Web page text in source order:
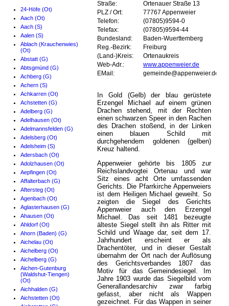
24-Höfe (Ot)
Aach (Ot)
Aach (S)
Aalen (S)
Ablach (Krauchenwies)
(Ot)
Abstatt (G)
Abtsgmünd (G)
Achberg (G)
Achern (S)
Achkarren (Ot)
Achstetten (G)
Adelberg (G)
Adelhausen (Ot)
Adelmannsfelden (G)
Adelsberg (Ot)
Adelsheim (S)
Adersbach (Ot)
Adolzhausen (Ot)
Aepfingen (Ot)
Affalterbach (G)
Aftersteg (Ot)
Agenbach (Ot)
Aglasterhausen (G)
Ahausen (Ot)
Ahldorf (Ot)
Ahorn (Baden) (G)
Aichelau (Ot)
Aichelberg (Ot)
Aichelberg (G)
Aichen-Gutenburg
(Waldshut-Tiengen)
(Ot)
Aichhalden (G)
Aichstetten (Ot)
Straße:
Ortenauer Straße 13
PLZ / Ort:
77767 Appenweier
Telefon:
(07805)9594-0
Telefax:
(07805)9594-44
Bundesland:
Baden-Wuerttemberg
Reg.-Bezirk:
Freiburg
(Land-)Kreis:
Ortenaukreis
Web-Adr.:
www.appenweier.de
EMail:
gemeinde@appenweier.de
In Gold (Gelb) der blau gerüstete
Erzengel Michael auf einem grünen
Drachen stehend, mit der Rechten
einen schwarzen Speer in den Rachen
des Drachen stoßend, in der Linken
einen blauen Schild mit
durchgehendem goldenen (gelben)
Kreuz haltend.
Appenweier gehörte bis 1805 zur
Reichslandvogtei Ortenau und war
Sitz eines acht Orte umfassenden
Gerichts. Die Pfarrkirche Appenweiers
ist dem Heiligen Michael geweiht. So
zeigten die Siegel des Gerichts
Appenweier auch den Erzengel
Michael. Das seit 1481 bezeugte
älteste Siegel stellt ihn als Ritter mit
Schild und Waage dar, seit dem 17.
Jahrhundert erscheint er als
Drachentöter, und in dieser Gestalt
übernahm der Ort nach der Auflösung
des Gerichtsverbandes 1807 das
Motiv für das Gemeindesiegel. Im
Jahre 1903 wurde das Siegelbild vom
Generallandesarchiv zwar farbig
gefasst, aber nicht als Wappen
gezeichnet. Für das Wappen in seiner